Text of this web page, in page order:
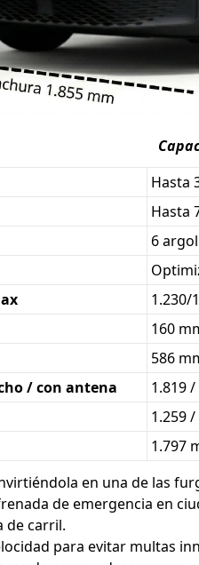
Hasta
Hasta
6
1.230/
160
586
/ con antena
1.819
1.259
1.797
en una de las
de emergencia en
de carril.
para evitar multas